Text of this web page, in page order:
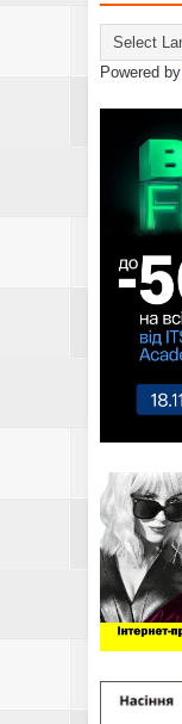
Powered by